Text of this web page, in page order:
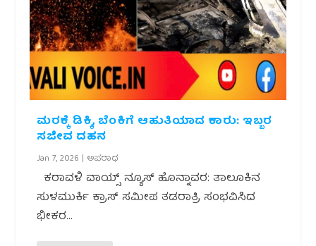
ಮರಕ್ಕೆ ಡಿಕ್ಕಿ, ಬೆಂಕಿಗೆ ಆಹುತಿಯಾದ ಕಾರು: ಇಬ್ಬರ
ಸಜೀವ ದಹನ
Jan 7, 2026 | ಅಪರಾಧ
ಕರಾವಳಿ ವಾಯ್ಸ್ ನ್ಯೂಸ್ ಹೊನ್ನಾವರ: ತಾಲೂಕಿನ
ಸುಳಮುರ್ಕಿ ಕ್ರಾಸ್ ಸಮೀಪ ತಡರಾತ್ರಿ ಸಂಭವಿಸಿದ
ಭೀಕರ...